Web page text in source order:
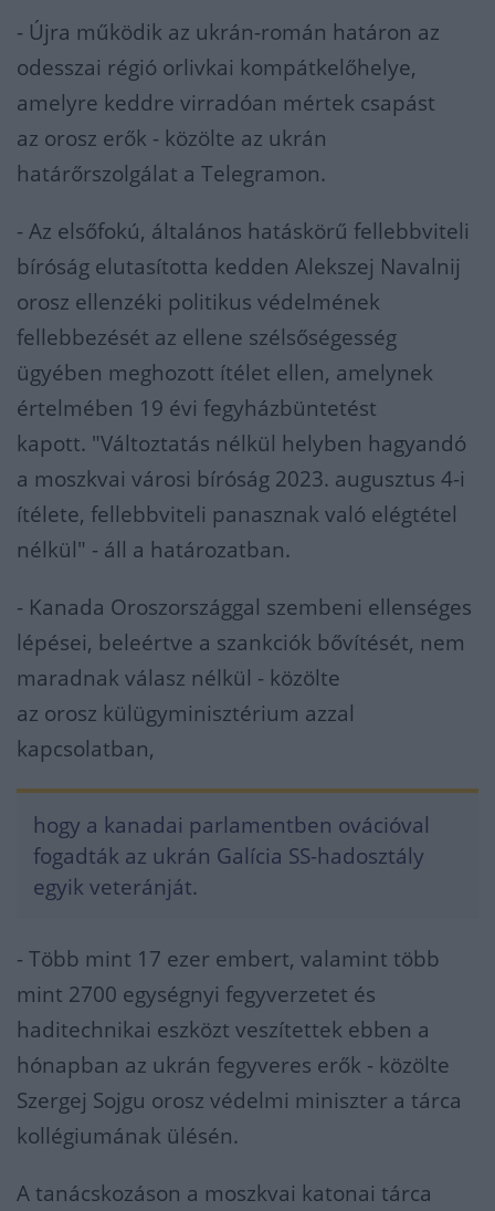
- Újra működik az ukrán-román határon az
odesszai régió orlivkai kompátkelőhelye,
amelyre keddre virradóan mértek csapást
az orosz erők - közölte az ukrán
határőrszolgálat a Telegramon.
- Az elsőfokú, általános hatáskörű fellebbviteli
bíróság elutasította kedden Alekszej Navalnij
orosz ellenzéki politikus védelmének
fellebbezését az ellene szélsőségesség
ügyében meghozott ítélet ellen, amelynek
értelmében 19 évi fegyházbüntetést
kapott. "Változtatás nélkül helyben hagyandó
a moszkvai városi bíróság 2023. augusztus 4-i
ítélete, fellebbviteli panasznak való elégtétel
nélkül" - áll a határozatban.
- Kanada Oroszországgal szembeni ellenséges
lépései, beleértve a szankciók bővítését, nem
maradnak válasz nélkül - közölte
az orosz külügyminisztérium azzal
kapcsolatban,
hogy a kanadai parlamentben ovációval
fogadták az ukrán Galícia SS-hadosztály
egyik veteránját.
- Több mint 17 ezer embert, valamint több
mint 2700 egységnyi fegyverzetet és
haditechnikai eszközt veszítettek ebben a
hónapban az ukrán fegyveres erők - közölte
Szergej Sojgu orosz védelmi miniszter a tárca
kollégiumának ülésén.
A tanácskozáson a moszkvai katonai tárca